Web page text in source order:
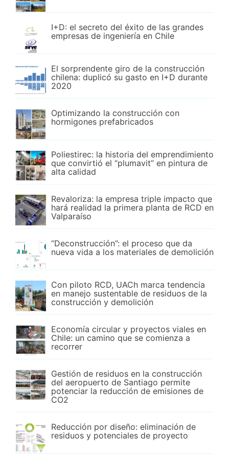
I+D: el secreto del éxito de las grandes
empresas de ingeniería en Chile
El sorprendente giro de la construcción
chilena: duplicó su gasto en I+D durante
2020
Optimizando la construcción con
hormigones prefabricados
Poliestirec: la historia del emprendimiento
que convirtió el “plumavit” en pintura de
alta calidad
Revaloriza: la empresa triple impacto que
hará realidad la primera planta de RCD en
Valparaíso
“Deconstrucción”: el proceso que da
nueva vida a los materiales de demolición
Con piloto RCD, UACh marca tendencia
en manejo sustentable de residuos de la
construcción y demolición
Economía circular y proyectos viales en
Chile: un camino que se comienza a
recorrer
Gestión de residuos en la construcción
del aeropuerto de Santiago permite
potenciar la reducción de emisiones de
CO2
Reducción por diseño: eliminación de
residuos y potenciales de proyecto